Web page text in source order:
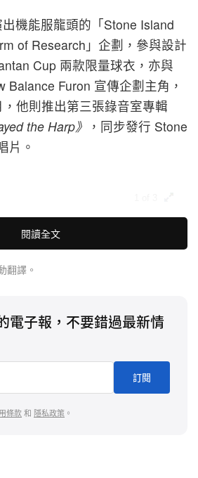
機能服龍頭的「Stone Island
of Research」企劃，參與設計
Cup 兩款限量球衣，亦與
Balance Furon 宣傳企劃主角，
他則推出第三張錄音室專輯
the Harp》 ，同步發行 Stone
片。
Stone Island
該進一步打磨彼此的創作默契
Dave 啟動他的
閱讀全文
翻譯。
電子報，不要錯過最新情
訂閱
條款和 隱私政策 。